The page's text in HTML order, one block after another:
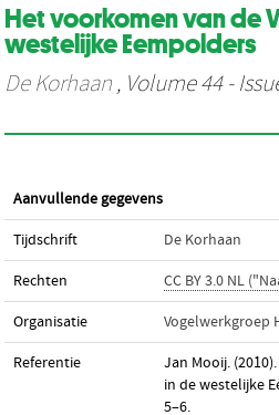
Het voorkomen van de
westelijke Eempolders
De Korhaan , Volume 44 -
Aanvullende gegevens
Tijdschrift De Korhaan
Rechten CC BY 3.0 NL
Organisatie Vogelwerkgroep
Referentie
Jan Mooij.
in de westelijke
5–6.